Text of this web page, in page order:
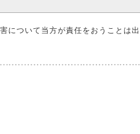
について当方が責任をおうことは出